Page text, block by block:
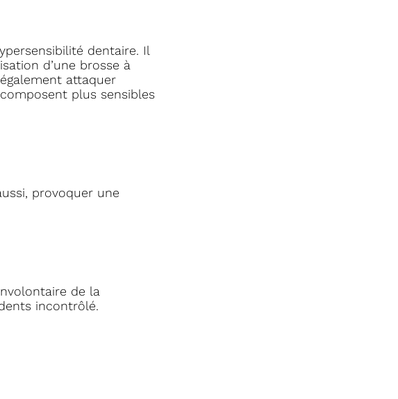
dentaire. Il
d’une brosse à
attaquer
plus sensibles
provoquer une
de la
incontrôlé.